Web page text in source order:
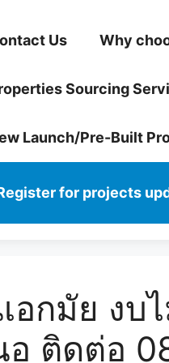
Us Why
Sourcing
Launch/Pre-Built
for projects
กมัย งบ
อ ติดต่อ